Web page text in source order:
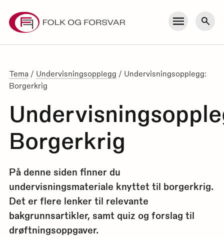
content
Meny Søk
Tema / Undervisningsopplegg / Undervisningsopplegg:
Borgerkrig
Borgerkrig
På denne siden finner du
undervisningsmateriale knyttet til borgerkrig.
Det er flere lenker til relevante
bakgrunnsartikler, samt quiz og forslag til
drøftningsoppgaver.